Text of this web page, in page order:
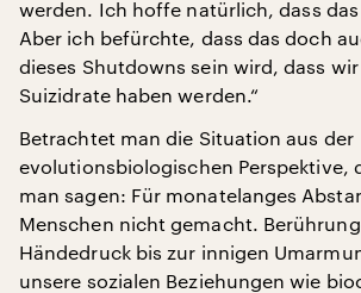
werden. Ich hoffe natürlich, dass
Aber ich befürchte, dass das doch
dieses Shutdowns sein wird, dass
Suizidrate haben werden.“
Betrachtet man die Situation aus der
evolutionsbiologischen Perspektive,
man sagen: Für monatelanges
Menschen nicht gemacht.
Händedruck bis zur innigen
unsere sozialen Beziehungen wie